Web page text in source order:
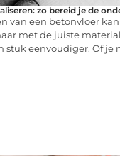
zo bereid je de
van een betonvloer
met de juiste
stuk eenvoudiger. Of je